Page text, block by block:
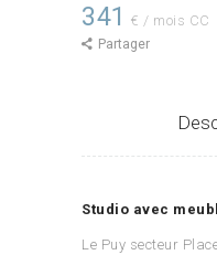
341 € / mois CC
Partager
Studio avec
Le Puy secteur